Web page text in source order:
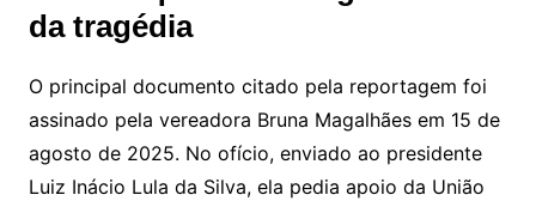
da tragédia
O principal documento citado pela reportagem foi
assinado pela vereadora Bruna Magalhães em 15 de
agosto de 2025. No ofício, enviado ao presidente
Luiz Inácio Lula da Silva, ela pedia apoio da União